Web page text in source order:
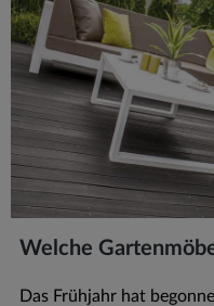
Welche
Das Frühjahr hat